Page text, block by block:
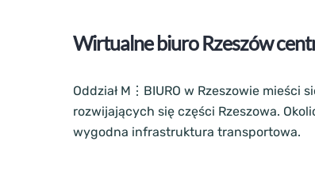
Wirtualne biuro Rzeszów
Oddział M⋮BIURO w Rzeszowie mieści
rozwijających się części Rzeszowa.
wygodna infrastruktura transportowa.